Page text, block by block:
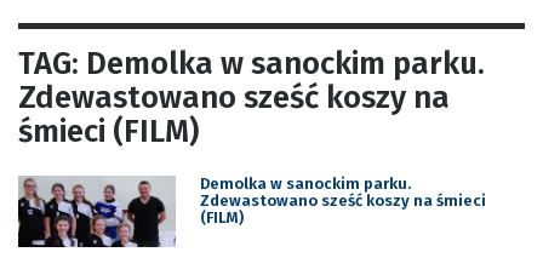
TAG: Demolka w sanockim parku.
Zdewastowano sześć koszy na
śmieci (FILM)
Demolka w sanockim parku.
Zdewastowano sześć koszy na śmieci
(FILM)